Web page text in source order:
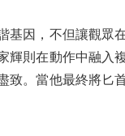
，不但讓觀眾
則在動作中融入
致。當他最終將